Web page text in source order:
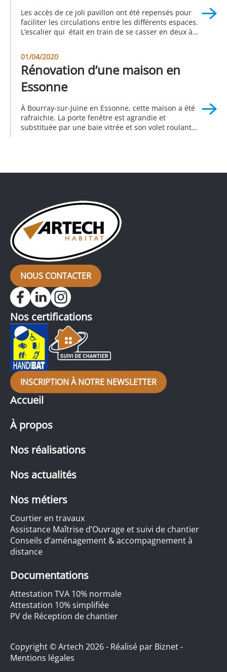
Les accès de ce joli pavillon ont été repensés pour
faciliter les circulations entre les différents espaces.
L’escalier qui était en train de se casser en deux à
terrasse d’agrément qui exploite tous les qualités de
ce […]
01/04/2020
Rénovation d’une maison en
Essonne
À Bourray-sur-Juine en Essonne, cette maison a été
rafraichie. La porte fenêtre est agrandie et
substituée par une baie vitrée et son volet roulant
NOUS CONTACTER
Accueil
À propos
Nos réalisations
Nos actualités
Nos métiers
Courtier en travaux
Assistance Maîtrise d’Ouvrage et suivi de chantier
Conseils d’aménagement & accompagnement à
distance
Documentations
Attestation TVA 10% normale
Attestation 10% simplifiée
PV de Réception de chantier
Nos certifications
INSCRIPTION À NOTRE NEWSLETTER
Copyright © Artech 2026 - Réalisé par Biznet-
Mentions légales